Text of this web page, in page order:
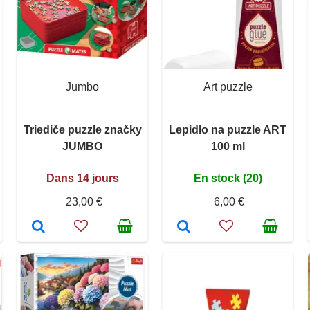
Jumbo
Triediče puzzle značky
JUMBO
Dans 14 jours
23,00 €
Art puzzle
Lepidlo na puzzle ART
100 ml
En stock (20)
6,00 €